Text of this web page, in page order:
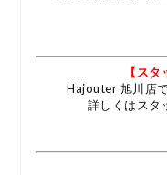
【ス
Hajouter 旭川店
詳しくはスタ